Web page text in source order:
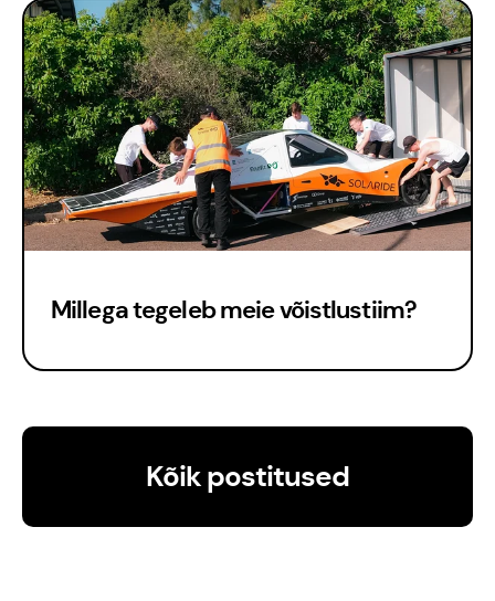
Est
Eng
Millega tegeleb meie võistlustiim?
Kõik postitused